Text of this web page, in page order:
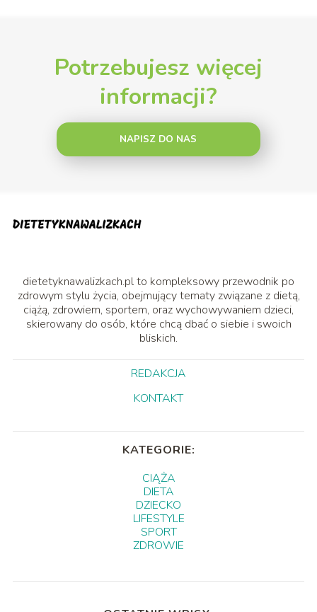
Potrzebujesz więcej
informacji?
NAPISZ DO NAS
dietetyknawalizkach.pl to kompleksowy przewodnik po
zdrowym stylu życia, obejmujący tematy związane z dietą,
ciążą, zdrowiem, sportem, oraz wychowywaniem dzieci,
skierowany do osób, które chcą dbać o siebie i swoich
bliskich.
REDAKCJA
KONTAKT
KATEGORIE:
CIĄŻA
DIETA
DZIECKO
LIFESTYLE
SPORT
ZDROWIE